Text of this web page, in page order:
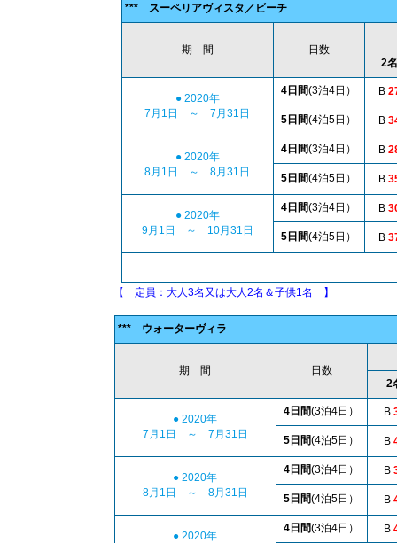
*** スーペリアヴィスタ／ビーチ
期 間
日数
2
● 2020年
7月1日 ～ 7月31日
4日間(3泊4日） B
5日間(4泊5日） B
● 2020年
8月1日 ～ 8月31日
4日間(3泊4日） B
5日間(4泊5日） B
● 2020年
9月1日 ～ 10月31日
4日間(3泊4日） B
5日間(4泊5日） B
【 定員：大人3名又は大人2名＆子供1名 】
*** ウォーターヴィラ
期 間
日数
2
● 2020年
7月1日 ～ 7月31日
4日間(3泊4日） B
5日間(4泊5日） B
● 2020年
8月1日 ～ 8月31日
4日間(3泊4日） B
5日間(4泊5日） B
● 2020年
4日間(3泊4日） B